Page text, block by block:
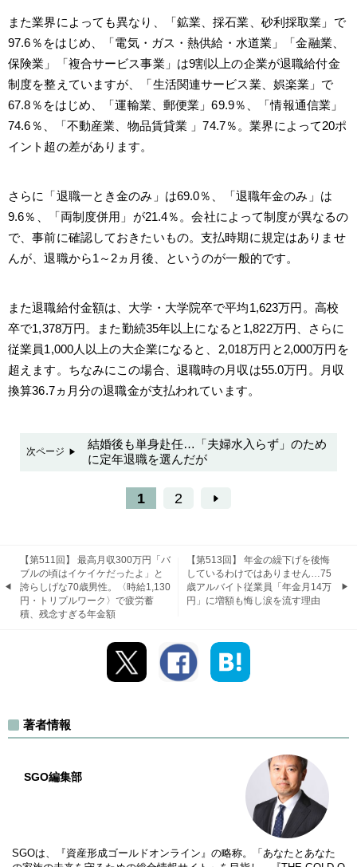
また業界によっても異なり、「鉱業、採石業、砂利採取業」で
97.6％をはじめ、「電気・ガス・熱供給・水道業」「金融業、
保険業」「複合サービス事業」は9割以上の企業が退職給付金
制度を整えていますが、「生活関連サービス業、娯楽業」で
67.8％をはじめ、「運輸業、郵便業」69.9％、「情報通信業」
74.6％、「不動産業、物品賃貸業 」74.7％。業界によって20ポ
イント超の差があります。
さらに「退職一とき金のみ」は69.0％、「退職年金のみ」は
9.6％、「両制度併用」が21.4％。会社によって制度が異なるの
で、事前に確認しておきたいもの。支払時期に規定はありませ
んが、退職から1～2ヵ月後、というのが一般的です。
また退職給付金額は、大学・大学院卒で平均1,623万円。高校
卒で1,378万円。また勤続35年以上になると1,822万円、さらに
従業員1,000人以上の大企業になると、2,018万円と2,000万円を
超えます。ちなみにこの場合、退職時の月収は55.0万円。月収
換算36.7ヵ月分の退職金が支払われています。
次ページ
結婚後も単身赴任…「夫婦水入らず」のため
に定年退職を選んだが
1 2
【第511回】 最高月収300万円「バ
ブルの頃はイケイケだったよ」と
誇らしげな70歳男性。〈時給1,130
円・トリプルワーク〉で疲労蓄
積、残念すぎる年金額
【第513回】 年金の繰下げを後悔
しているわけではありません…75
歳アルバイト従業員「年金月14万
円」に増額も悔し涙を流す理由
著者情報
SGO編集部
SGOは、『資産形成ゴールドオンライン』の略称。「あなたとあなた